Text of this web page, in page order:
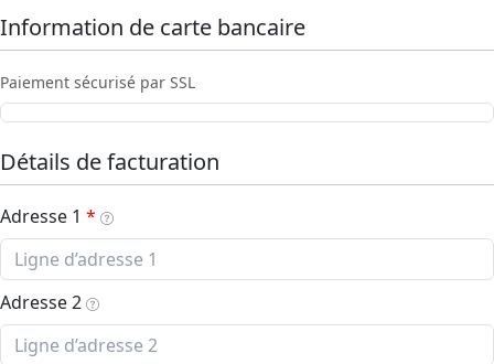
Information de carte bancaire
Paiement sécurisé par SSL
Détails de facturation
Adresse 1
Adresse 2